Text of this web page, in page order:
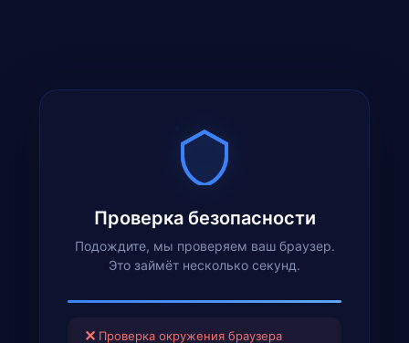
Проверка безопасности
Подождите, мы проверяем ваш браузер.
Это займёт несколько секунд.
✕ Проверка окружения браузера